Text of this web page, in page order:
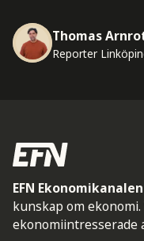
Thomas
Reporter
EFN
kunskap om
ekonomiintresserade